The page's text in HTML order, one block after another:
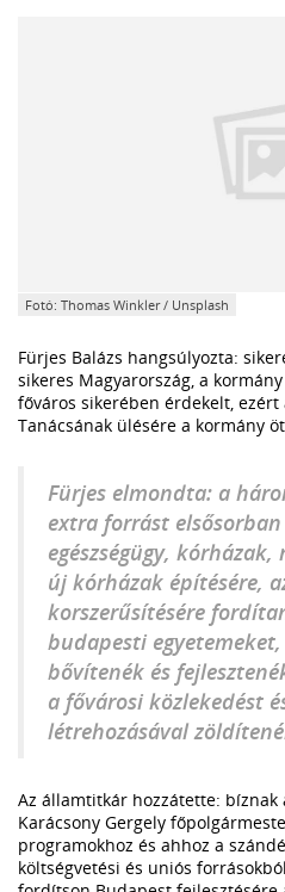
Fotó: Thomas Winkler / Unsplash
Fürjes Balázs hangsúlyozta:
sikeres Magyarország, a
főváros sikerében érdekelt, ezért
Tanácsának ülésére a kormány
Fürjes elmondta: a
extra forrást
egészségügy,
új kórházak építésére,
korszerűsítésére
budapesti
bővítenék és
a fővárosi közlekedést
létrehozásával
Az államtitkár hozzátette: bíznak
Karácsony Gergely
programokhoz és ahhoz a
költségvetési és uniós